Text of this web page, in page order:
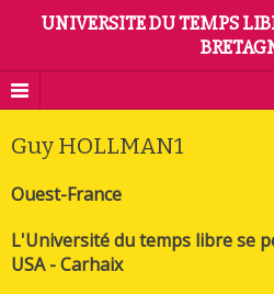
UNIVERSITE DU TEMPS
Guy HOLLMAN1
Ouest-France
L'Université du temps libre se
USA - Carhaix